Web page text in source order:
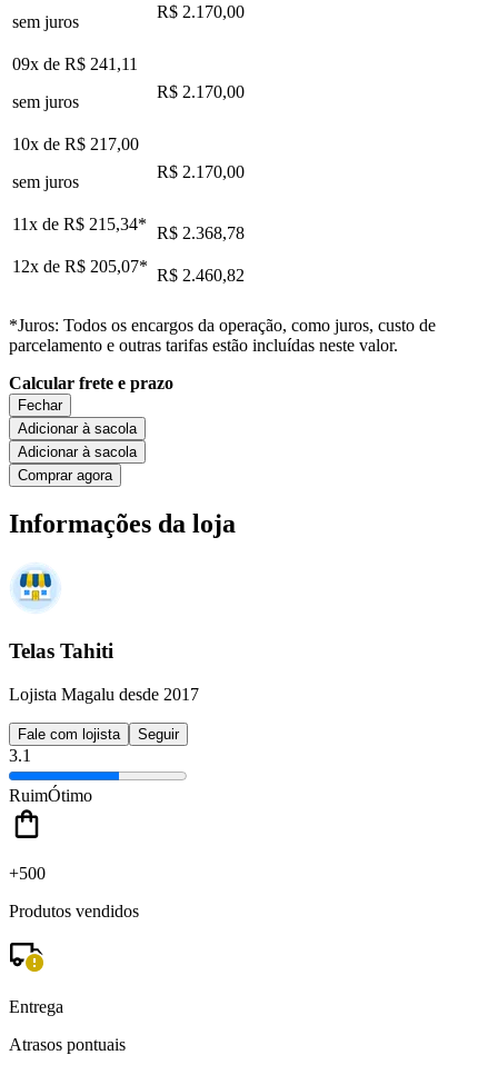
sem juros
R$ 2.170,00
09x de R$ 241,11
sem juros
R$ 2.170,00
10x de R$ 217,00
sem juros
R$ 2.170,00
11x de R$ 215,34* R$ 2.368,78
12x de R$ 205,07* R$ 2.460,82
*Juros: Todos os encargos da operação, como juros, custo de
parcelamento e outras tarifas estão incluídas neste valor.
Calcular frete e prazo
Fechar
Adicionar à sacola
Adicionar à sacola
Comprar agora
Informações da loja
Telas Tahiti
Lojista Magalu desde 2017
Fale com lojista Seguir
3.1
RuimÓtimo
+500
Produtos vendidos
Entrega
Atrasos pontuais